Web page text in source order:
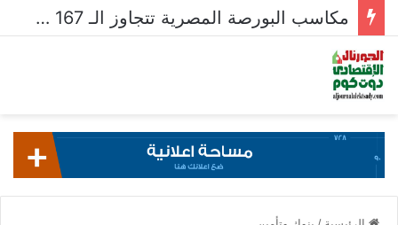
مكاسب البورصة المصرية تتجاوز الـ 167 مليار جنيه خلال أسبوع